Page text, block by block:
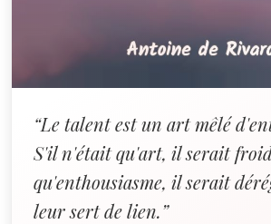
“Le talent est un art mêlé
S'il n'était qu'art, il serait
qu'enthousiasme, il serait
leur sert de lien.”